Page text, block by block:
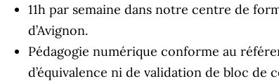
11h par semaine dans notre centre de
d’Avignon.
Pédagogie numérique conforme au
d’équivalence ni de validation de bloc de